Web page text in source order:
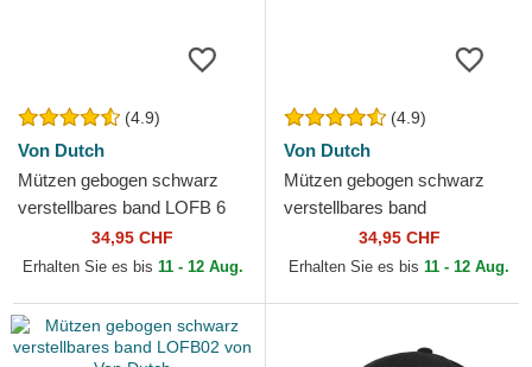
(4.9)
Von Dutch
Mützen gebogen schwarz
verstellbares band LOFB 6
von Von Dutch34,95 CHF
Erhalten Sie es bis 11 - 12 Aug.
(4.9)
Von Dutch
Mützen gebogen schwarz
verstellbares band
FORESTN von Von Dutch
34,95 CHF
Erhalten Sie es bis 11 - 12 Aug.